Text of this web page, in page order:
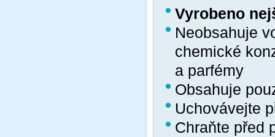
Vyrobeno
Neobsahuje
chemické
a parfémy
Obsahuje
Uchovávejte
Chraňte před